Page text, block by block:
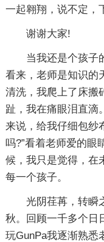
一起翱翔，说不定，
谢谢大家!
当我还是个孩子
看来，老师是知识的
清洗，我爬上了床搬
趾，我在痛眼泪直滴
来说，给我仔细包纱
吗?”看着老师爱的眼
候，我只是觉得，在
每一个孩子。
光阴荏苒，转瞬
秋。回顾一千多个日
玩GunPa我逐渐熟悉